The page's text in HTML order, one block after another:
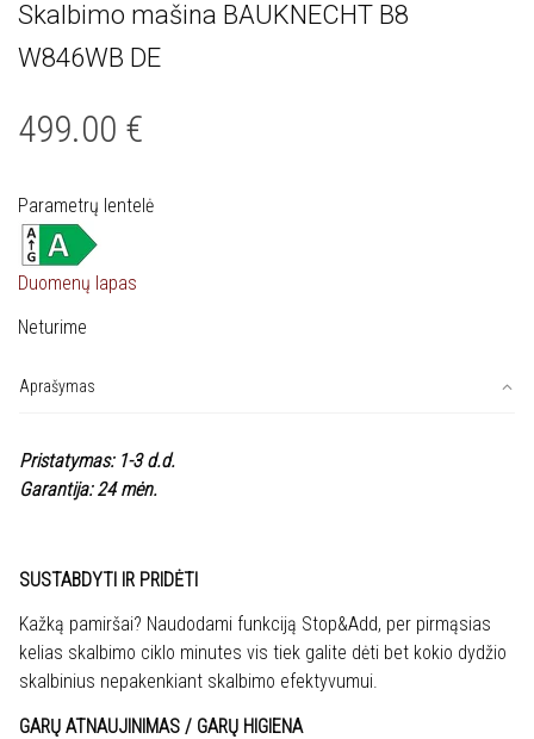
Skalbimo mašina BAUKNECHT B8
W846WB DE
499.00 €
Parametrų lentelė
Duomenų lapas
Neturime
Aprašymas
Pristatymas: 1-3 d.d.
Garantija: 24 mėn.
SUSTABDYTI IR PRIDĖTI
Kažką pamiršai? Naudodami funkciją Stop&Add, per pirmąsias
kelias skalbimo ciklo minutes vis tiek galite dėti bet kokio dydžio
skalbinius nepakenkiant skalbimo efektyvumui.
GARŲ ATNAUJINIMAS / GARŲ HIGIENA